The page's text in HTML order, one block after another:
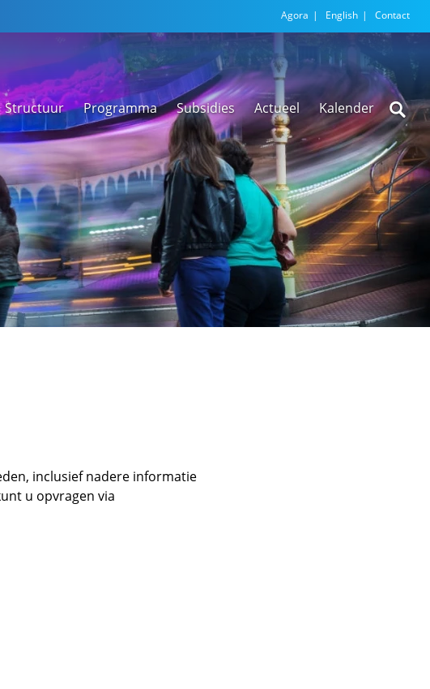
Agora English Contact
Structuur Programma
Regionale
versnellingstafel
Beethoven Wonen
Subsidies
VEX-regeling
Actueel
Nieuwsarchief
Kalender
inclusief nadere informatie
u opvragen via